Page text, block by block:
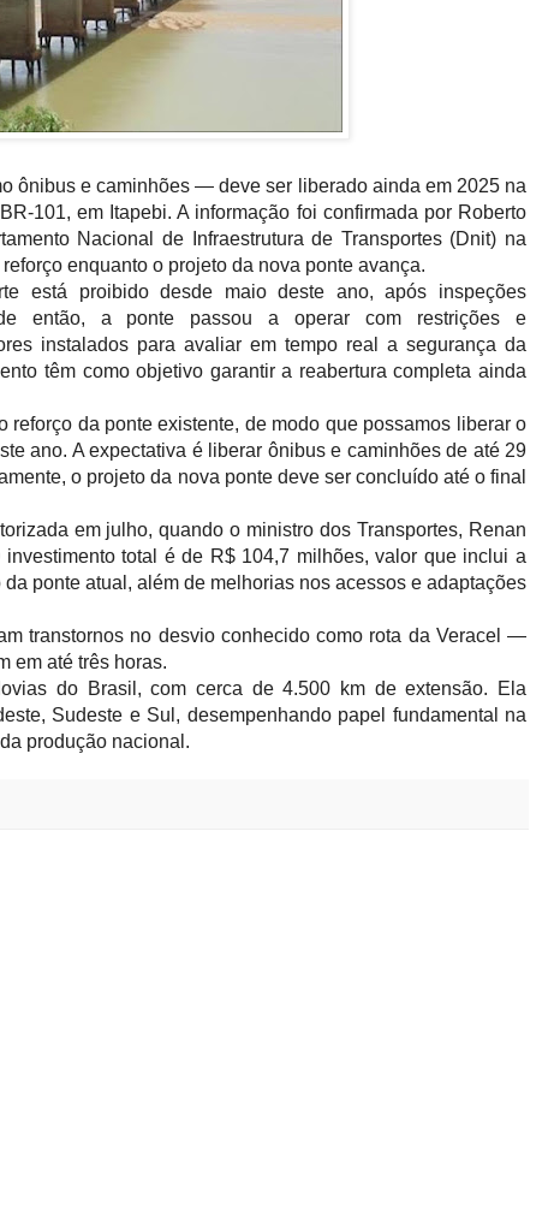
ônibus e caminhões — deve ser liberado ainda em 2025 na
101, em Itapebi. A informação foi confirmada por Roberto
Nacional de Infraestrutura de Transportes (Dnit) na
enquanto o projeto da nova ponte avança.
está proibido desde maio deste ano, após inspeções
então, a ponte passou a operar com restrições e
instalados para avaliar em tempo real a segurança da
têm como objetivo garantir a reabertura completa ainda
reforço da ponte existente, de modo que possamos liberar o
ano. A expectativa é liberar ônibus e caminhões de até 29
o projeto da nova ponte deve ser concluído até o final
em julho, quando o ministro dos Transportes, Renan
total é de R$ 104,7 milhões, valor que inclui a
ponte atual, além de melhorias nos acessos e adaptações
transtornos no desvio conhecido como rota da Veracel —
em até três horas.
do Brasil, com cerca de 4.500 km de extensão. Ela
Sudeste e Sul, desempenhando papel fundamental na
produção nacional.